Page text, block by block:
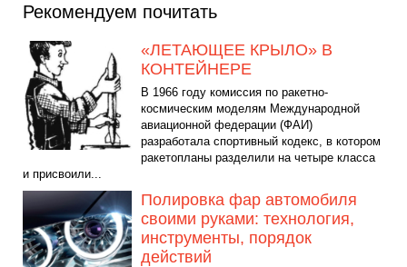
Рекомендуем почитать
«ЛЕТАЮЩЕЕ КРЫЛО» В
КОНТЕЙНЕРЕ
В 1966 году комиссия по ракетно-
космическим моделям Международной
авиационной федерации (ФАИ)
разработала спортивный кодекс, в котором
ракетопланы разделили на четыре класса
и присвоили...
Полировка фар автомобиля
своими руками: технология,
инструменты, порядок
действий